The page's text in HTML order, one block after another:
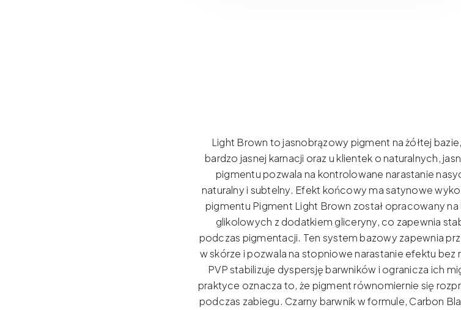
Light Brown to jasnobrązowy pigment na żółtej
bardzo jasnej karnacji oraz u klientek o naturalnych,
pigmentu pozwala na kontrolowane narastanie
naturalny i subtelny. Efekt końcowy ma satynowe
pigmentu Pigment Light Brown został opracowany
glikolowych z dodatkiem gliceryny, co zapewnia
podczas pigmentacji. Ten system bazowy zapewnia
w skórze i pozwala na stopniowe narastanie efektu bez
PVP stabilizuje dyspersję barwników i ogranicza ich
praktyce oznacza to, że pigment równomiernie się
podczas zabiegu. Czarny barwnik w formule, Carbon